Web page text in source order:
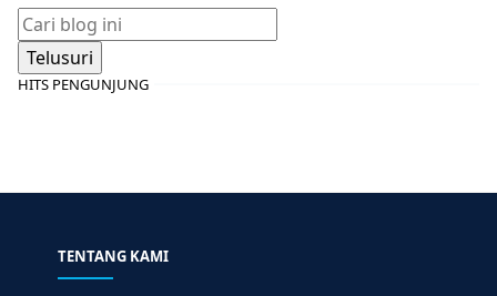
HITS PENGUNJUNG
TENTANG KAMI